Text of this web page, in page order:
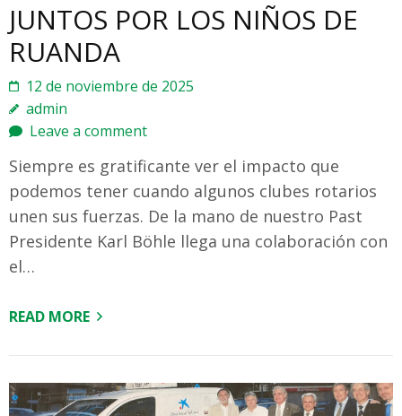
JUNTOS POR LOS NIÑOS DE
RUANDA
12 de noviembre de 2025
admin
Leave a comment
Siempre es gratificante ver el impacto que
podemos tener cuando algunos clubes rotarios
unen sus fuerzas. De la mano de nuestro Past
Presidente Karl Böhle llega una colaboración con
el…
READ MORE